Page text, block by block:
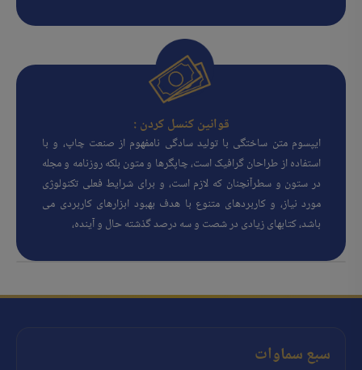
قوانین کنسل کردن :
ایپسوم متن ساختگی با تولید سادگی نامفهوم از صنعت چاپ، و با
استفاده از طراحان گرافیک است، چاپگرها و متون بلکه روزنامه و مجله
در ستون و سطرآنچنان که لازم است، و برای شرایط فعلی تکنولوژی
مورد نیاز، و کاربردهای متنوع با هدف بهبود ابزارهای کاربردی می
باشد، کتابهای زیادی در شصت و سه درصد گذشته حال و آینده،
سبع سماوات